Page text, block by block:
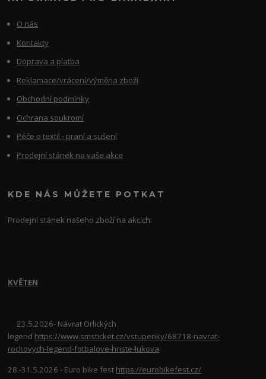
O nás
Kontakty
Doprava a platba
Reklamace/vrácení/výměna zboží
Obchodní podmínky
Ochrana soukromí
Péče o textil - praní a sušení
Prodejní stánek na vaše akce
KDE NÁS MŮŽETE POTKAT
Prodejní stánek našeho zboží na akcích:
KVĚTEN
23.5.2026- Návrat Orlických
legend https://www.smsticket.cz/vstupenky/68718-navrat-
rockovych-legend-fotbalove-hriste-lukova
28.-31.5.2026 - Euro bike fest https://eurobikefest.cz/